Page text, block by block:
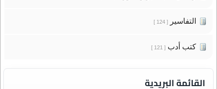
التفاسير[ 124 ]
كتب أدب[ 121 ]
القائمة البريدية